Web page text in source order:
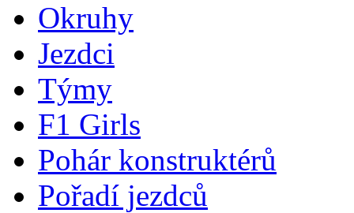
Okruhy
Jezdci
Týmy
F1 Girls
Pohár konstruktérů
Pořadí jezdců